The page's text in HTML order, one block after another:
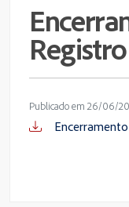
Publicado em 26/06/